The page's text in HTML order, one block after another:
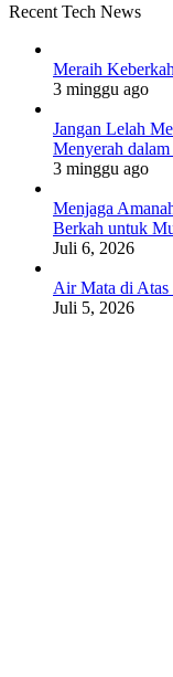
Recent Tech News
Meraih
3 minggu ago
Jangan Lelah
Menyerah dalam
3 minggu ago
Menjaga
Berkah untuk
Juli 6, 2026
Air Mata di Atas
Juli 5, 2026